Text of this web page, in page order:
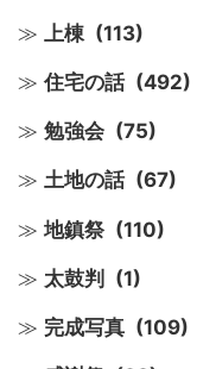
上棟 (113)
住宅の話 (492)
勉強会 (75)
土地の話 (67)
地鎮祭 (110)
太鼓判 (1)
完成写真 (109)